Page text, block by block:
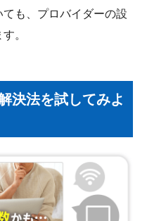
も、プロバイダーの設
。
決法を試してみよ